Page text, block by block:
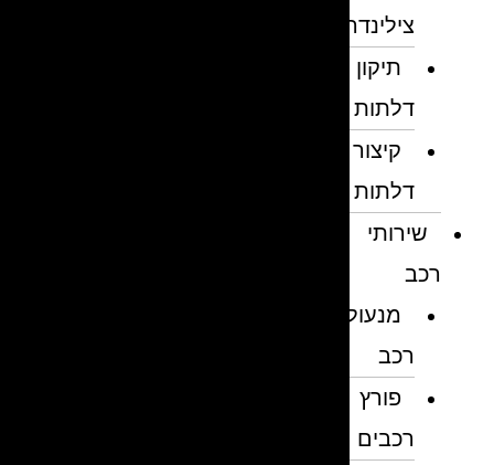
צילינדרים
תיקון
דלתות
קיצור
דלתות
שירותי
מנעולן
פורץ
רכבים